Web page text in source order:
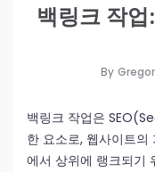
백링크 작
By
백링크 작업은
한 요소로, 웹사이트
에서 상위에 랭크되기